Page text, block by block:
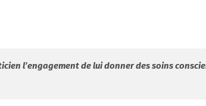
l’engagement de lui donner des soins